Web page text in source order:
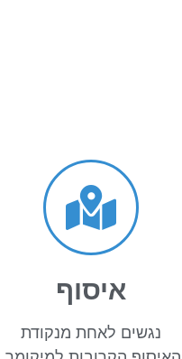
איסוף
נגשים לאחת מנקודת